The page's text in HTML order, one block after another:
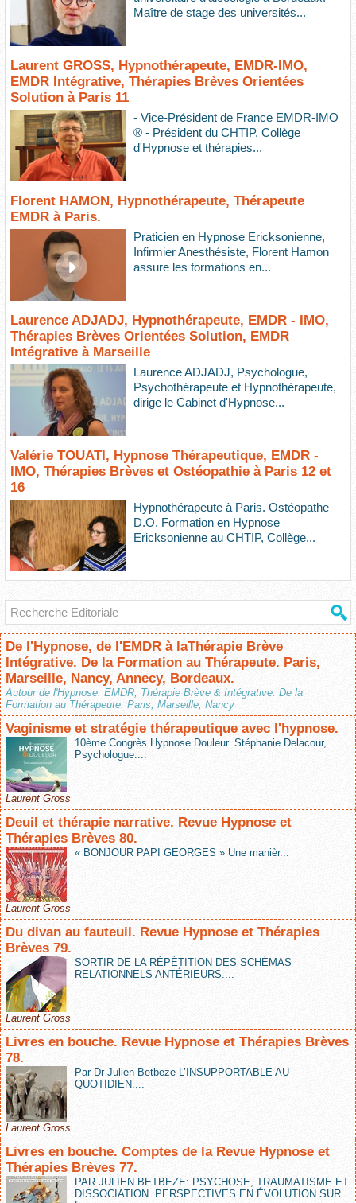
Maître de stage des universités...
Laurent GROSS, Hypnothérapeute, EMDR-IMO,
EMDR Intégrative, Thérapies Brèves Orientées
Solution à Paris 11
- Vice-Président de France EMDR-IMO
® - Président du CHTIP, Collège
d'Hypnose et thérapies...
Florent HAMON, Hypnothérapeute, Thérapeute
EMDR à Paris.
Praticien en Hypnose Ericksonienne,
Infirmier Anesthésiste, Florent Hamon
assure les formations en...
Laurence ADJADJ, Hypnothérapeute, EMDR - IMO,
Thérapies Brèves Orientées Solution, EMDR
Intégrative à Marseille
Laurence ADJADJ, Psychologue,
Psychothérapeute et Hypnothérapeute,
dirige le Cabinet d'Hypnose...
Valérie TOUATI, Hypnose Thérapeutique, EMDR -
IMO, Thérapies Brèves et Ostéopathie à Paris 12 et
16
Hypnothérapeute à Paris. Ostéopathe
D.O. Formation en Hypnose
Ericksonienne au CHTIP, Collège...
De l'Hypnose, de l'EMDR à laThérapie Brève
Intégrative. De la Formation au Thérapeute. Paris,
Marseille, Nancy, Annecy, Bordeaux.
Autour de l'Hypnose: EMDR, Thérapie Brève & Intégrative. De la
Formation au Thérapeute. Paris, Marseille, Nancy
Vaginisme et stratégie thérapeutique avec l'hypnose.
10ème Congrès Hypnose Douleur. Stéphanie Delacour,
Psychologue....
Laurent Gross
Deuil et thérapie narrative. Revue Hypnose et
Thérapies Brèves 80.
« BONJOUR PAPI GEORGES » Une manièr...
Laurent Gross
Du divan au fauteuil. Revue Hypnose et Thérapies
Brèves 79.
SORTIR DE LA RÉPÉTITION DES SCHÉMAS
RELATIONNELS ANTÉRIEURS....
Laurent Gross
Livres en bouche. Revue Hypnose et Thérapies Brèves
78.
Par Dr Julien Betbeze L’INSUPPORTABLE AU
QUOTIDIEN....
Laurent Gross
Livres en bouche. Comptes de la Revue Hypnose et
Thérapies Brèves 77.
PAR JULIEN BETBEZE: PSYCHOSE, TRAUMATISME ET
DISSOCIATION. PERSPECTIVES EN ÉVOLUTION SUR